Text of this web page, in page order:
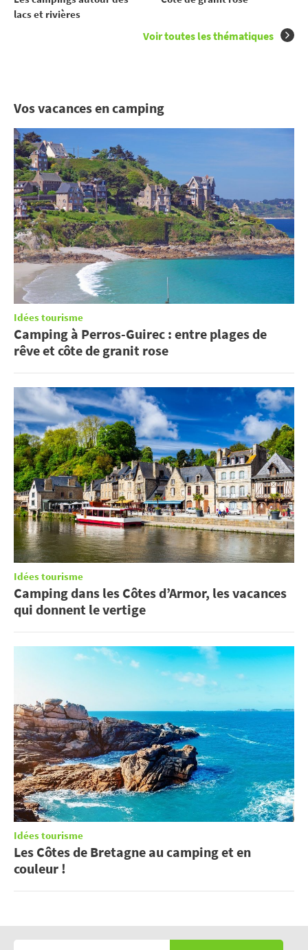
lacs et rivières
Voir toutes les thématiques
Vos vacances en camping
Idées tourisme
Camping à Perros-Guirec : entre plages de
rêve et côte de granit rose
Idées tourisme
Camping dans les Côtes d’Armor, les vacances
qui donnent le vertige
Idées tourisme
Les Côtes de Bretagne au camping et en
couleur !